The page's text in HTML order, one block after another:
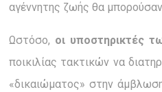
αγέννητης ζωής θα
Ωστόσο, οι υποστηρικτές
ποικιλίας τακτικών να
«δικαιώματος» στην